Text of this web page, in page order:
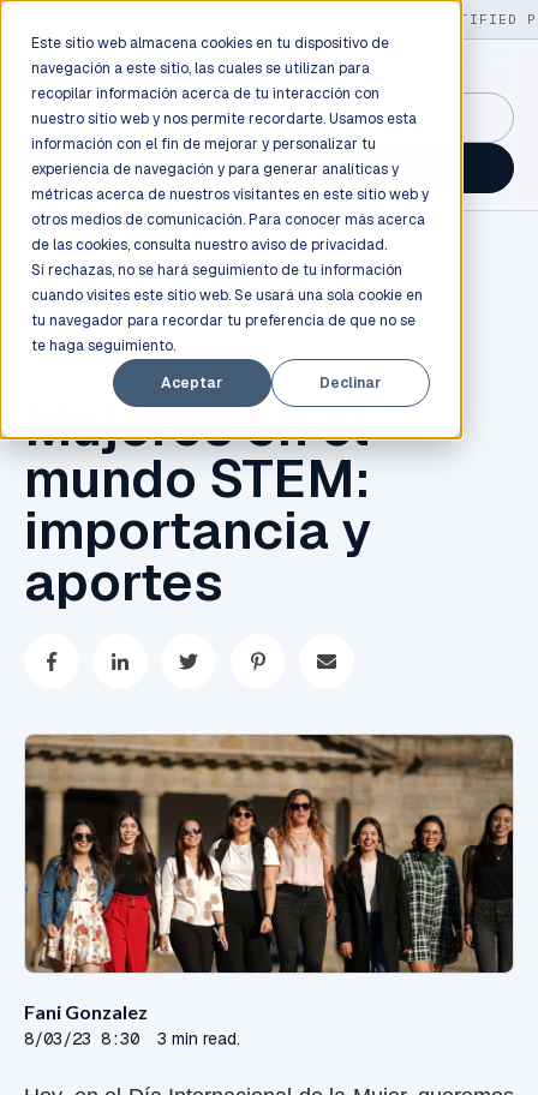
Este sitio web almacena cookies en tu dispositivo de
navegación a este sitio, las cuales se utilizan para
recopilar información acerca de tu interacción con
nuestro sitio web y nos permite recordarte. Usamos esta
información con el fin de mejorar y personalizar tu
experiencia de navegación y para generar analíticas y
métricas acerca de nuestros visitantes en este sitio web y
otros medios de comunicación. Para conocer más acerca
de las cookies, consulta nuestro aviso de privacidad.
Si rechazas, no se hará seguimiento de tu información
cuando visites este sitio web. Se usará una sola cookie en
tu navegador para recordar tu preferencia de que no se
te haga seguimiento.
Aceptar
Declinar
130+ CERTIFIED
GuidancePlex →
Talk to an engineer →
TECNOLOGÍA , INBEST
Mujeres en el
mundo STEM:
importancia y
aportes
Fani Gonzalez
8/03/23 8:30 3 min read.